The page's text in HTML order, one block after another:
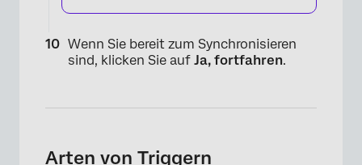
Wenn Sie bereit zum Synchronisieren
sind, klicken Sie auf Ja, fortfahren.
Arten von Triggern